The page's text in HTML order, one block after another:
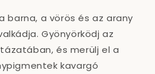
barna, a vörös és az arany
Gyönyörködj az
és merülj el a
kavargó